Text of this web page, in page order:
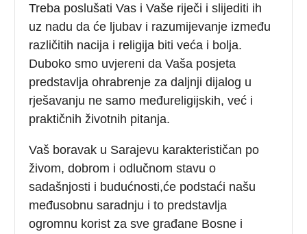
Treba poslušati Vas i Vaše riječi i slijediti ih
uz nadu da će ljubav i razumijevanje između
različitih nacija i religija biti veća i bolja.
Duboko smo uvjereni da Vaša posjeta
predstavlja ohrabrenje za daljnji dijalog u
rješavanju ne samo međureligijskih, već i
praktičnih životnih pitanja.
Vaš boravak u Sarajevu karakterističan po
živom, dobrom i odlučnom stavu o
sadašnjosti i budućnosti,će podstaći našu
međusobnu saradnju i to predstavlja
ogromnu korist za sve građane Bosne i